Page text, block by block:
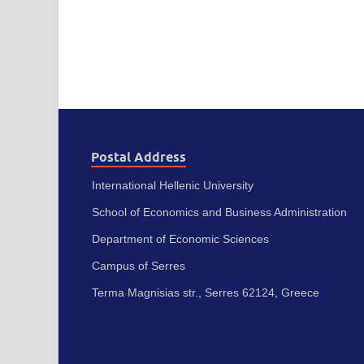
Postal Address
International Hellenic University
School of Economics and Business Administration
Department of Economic Sciences
Campus of Serres
Terma Magnisias str., Serres 62124, Greece